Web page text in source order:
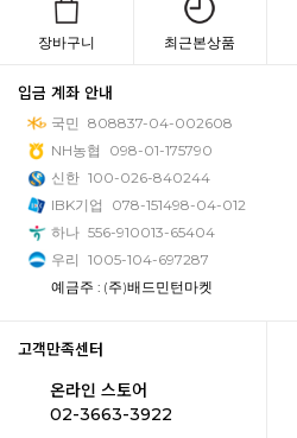
장바구니 최근본상품
입금 계좌 안내
국민 808837-04-002608
NH농협
098-01-175790
신한 100-026-840244
IBK기업
078-151498-04-012
하나 556-910013-65404
우리 1005-104-697287
예금주 : (주)배드민턴마켓
고객만족센터
온라인 스토어
02-3663-3922